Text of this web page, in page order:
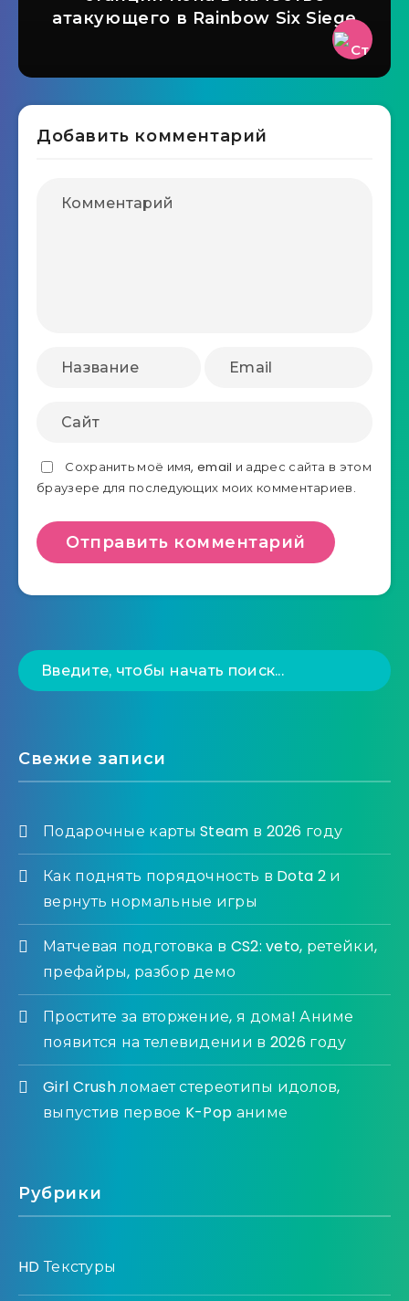
атакующего в Rainbow Six Siege
Добавить комментарий
Сохранить моё имя, email и адрес сайта в этом
браузере для последующих моих комментариев.
Свежие записи
Подарочные карты Steam в 2026 году
Как поднять порядочность в Dota 2 и
вернуть нормальные игры
Матчевая подготовка в CS2: veto, ретейки,
префайры, разбор демо
Простите за вторжение, я дома! Аниме
появится на телевидении в 2026 году
Girl Crush ломает стереотипы идолов,
выпустив первое K-Pop аниме
Рубрики
HD Текстуры